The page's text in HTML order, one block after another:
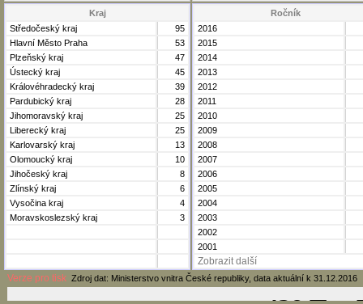
Kraj
Středočeský kraj
95
Hlavní Město Praha
53
Plzeňský kraj
47
Ústecký kraj
45
Královéhradecký kraj
39
Pardubický kraj
28
Jihomoravský kraj
25
Liberecký kraj
25
Karlovarský kraj
13
Olomoucký kraj
10
Jihočeský kraj
8
Zlínský kraj
6
Vysočina kraj
4
Moravskoslezský kraj
3
Ročník
2016
2015
2014
2013
2012
2011
2010
2009
2008
2007
2006
2005
2004
2003
2002
2001
Zobrazit další
Verze pro tisk Zdroj dat: Ministerstvo vnitra České republiky, data aktuální k 31.12.2016